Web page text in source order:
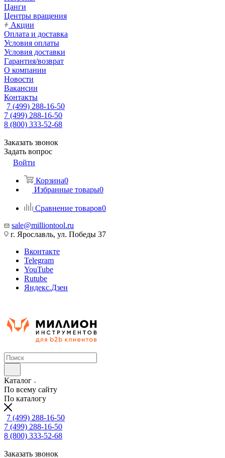
Цанги
Центры вращения
Акции
Оплата и доставка
Условия оплаты
Условия доставки
Гарантия/возврат
О компании
Новости
Вакансии
Контакты
7 (499) 288-16-50
7 (499) 288-16-50
8 (800) 333-52-68
Заказать звонок
Задать вопрос
Войти
Корзина0
Избранные товары0
Сравнение товаров0
sale@milliontool.ru
г. Ярославль, ул. Победы 37
Вконтакте
Telegram
YouTube
Rutube
Яндекс.Дзен
Каталог
По всему сайту
По каталогу
7 (499) 288-16-50
7 (499) 288-16-50
8 (800) 333-52-68
Заказать звонок